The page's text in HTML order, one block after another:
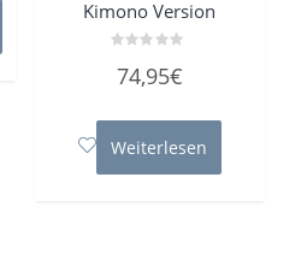
Kimono Version
mit
5
74,95€
Weiterlesen